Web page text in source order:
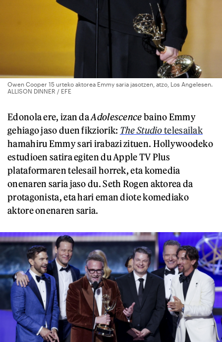
Owen Cooper 15 urteko aktorea Emmy saria jasotzen, atzo, Los Angelesen.
ALLISON DINNER / EFE
Edonola ere, izan daAdolescencebaino Emmy
gehiago jaso duen fikziorik: The Studiotelesailak
hamahiru Emmy sari irabazi zituen. Hollywoodeko
estudioen satira egiten du Apple TV Plus
plataformaren telesail horrek, eta komedia
onenaren saria jaso du. Seth Rogen aktorea da
protagonista, eta hari eman diote komediako
aktore onenaren saria.